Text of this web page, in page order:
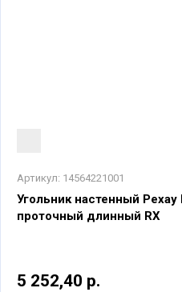
Артикул: 14564221001
Угольник настенный
проточный длинный RX
5 252,40 р.